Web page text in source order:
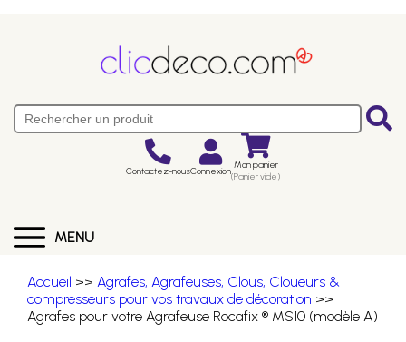
Contactez-nousConnexion Mon panier
(Panier vide)
MENU
Accueil >> Agrafes, Agrafeuses, Clous, Cloueurs &
compresseurs pour vos travaux de décoration >>
Agrafes pour votre Agrafeuse Rocafix ® MS10 (modèle A)